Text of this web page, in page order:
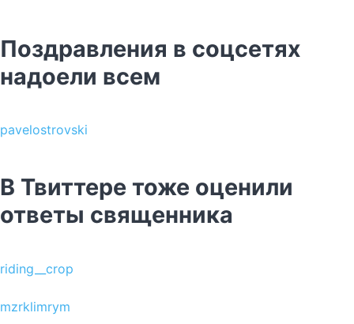
Поздравления в соцсетях
надоели всем
pavelostrovski
В Твиттере тоже оценили
ответы священника
riding__crop
mzrklimrym